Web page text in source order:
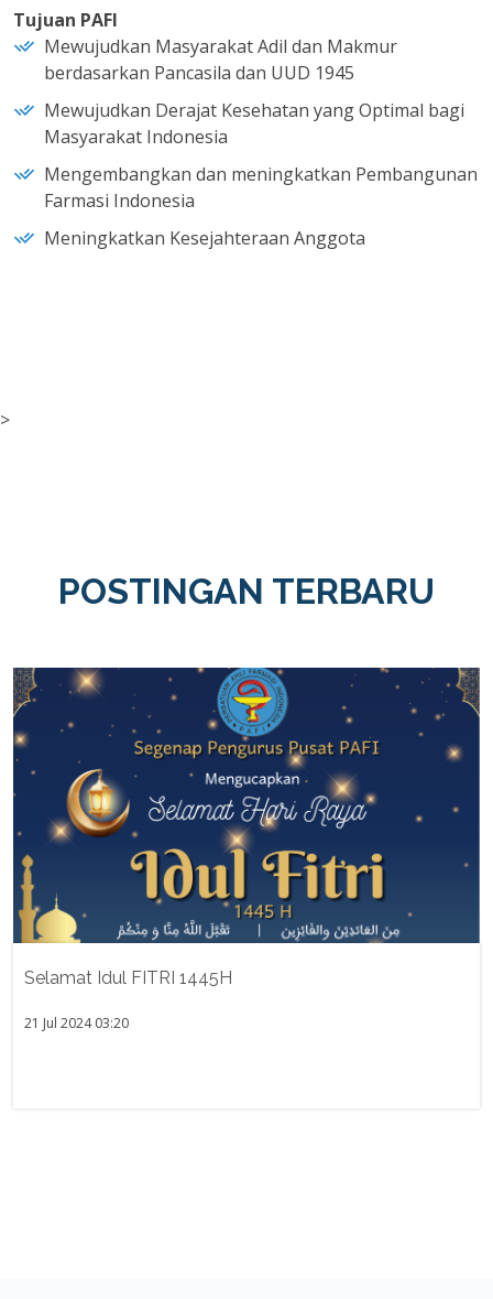
Tujuan PAFI
Mewujudkan Masyarakat Adil dan Makmur
berdasarkan Pancasila dan UUD 1945
Mewujudkan Derajat Kesehatan yang Optimal bagi
Masyarakat Indonesia
Mengembangkan dan meningkatkan Pembangunan
Farmasi Indonesia
Meningkatkan Kesejahteraan Anggota
>
POSTINGAN TERBARU
Selamat Idul FITRI 1445H
21 Jul 2024 03:20